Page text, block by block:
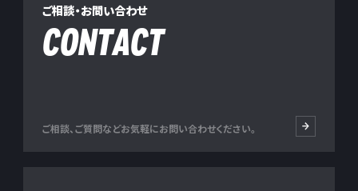
ご相談・お問い合わせ
CONTACT
ご相談、ご質問などお気軽にお問い合わせください。